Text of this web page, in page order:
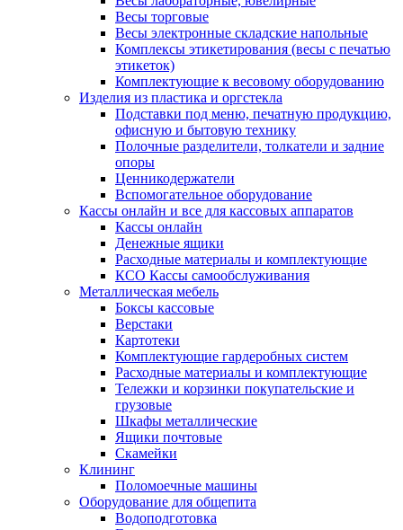
Весы торговые
Весы электронные складские напольные
Комплексы этикетирования (весы с печатью
этикеток)
Комплектующие к весовому оборудованию
Изделия из пластика и оргстекла
Подставки под меню, печатную продукцию,
офисную и бытовую технику
Полочные разделители, толкатели и задние
опоры
Ценникодержатели
Вспомогательное оборудование
Кассы онлайн и все для кассовых аппаратов
Кассы онлайн
Денежные ящики
Расходные материалы и комплектующие
КСО Кассы самообслуживания
Металлическая мебель
Боксы кассовые
Верстаки
Картотеки
Комплектующие гардеробных систем
Расходные материалы и комплектующие
Тележки и корзинки покупательские и
грузовые
Шкафы металлические
Ящики почтовые
Скамейки
Клининг
Поломоечные машины
Оборудование для общепита
Водоподготовка